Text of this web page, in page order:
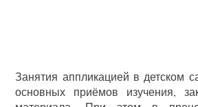
Занятия аппликацией в детском
основных приёмов изучения,